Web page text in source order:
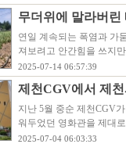
무더위에 말라버
연일 계속되는 폭염과 가
져보려고 안간힘을 쓰지
2025-07-14 06:57:39
제천CGV에서 제
지난 5월 중순 제천CGV
워두었던 영화관을 제대
2025-07-04 06:03:33